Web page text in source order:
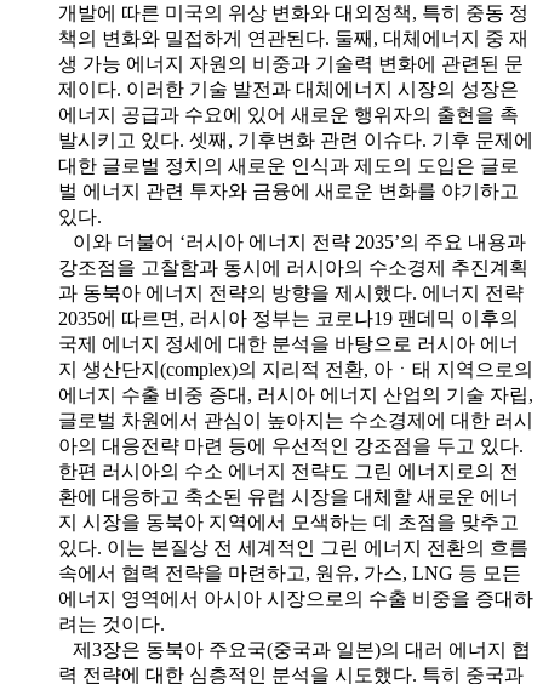
개발에 따른 미국의 위상 변화와 대외정책, 특히 중동 정
책의 변화와 밀접하게 연관된다. 둘째, 대체에너지 중 재
생 가능 에너지 자원의 비중과 기술력 변화에 관련된 문
제이다. 이러한 기술 발전과 대체에너지 시장의 성장은
에너지 공급과 수요에 있어 새로운 행위자의 출현을 촉
발시키고 있다. 셋째, 기후변화 관련 이슈다. 기후 문제에
대한 글로벌 정치의 새로운 인식과 제도의 도입은 글로
벌 에너지 관련 투자와 금융에 새로운 변화를 야기하고
있다.
이와 더불어 ‘러시아 에너지 전략 2035’의 주요 내용과
강조점을 고찰함과 동시에 러시아의 수소경제 추진계획
과 동북아 에너지 전략의 방향을 제시했다. 에너지 전략
2035에 따르면, 러시아 정부는 코로나19 팬데믹 이후의
국제 에너지 정세에 대한 분석을 바탕으로 러시아 에너
지 생산단지(complex)의 지리적 전환, 아ㆍ태 지역으로의
에너지 수출 비중 증대, 러시아 에너지 산업의 기술 자립,
글로벌 차원에서 관심이 높아지는 수소경제에 대한 러시
아의 대응전략 마련 등에 우선적인 강조점을 두고 있다.
한편 러시아의 수소 에너지 전략도 그린 에너지로의 전
환에 대응하고 축소된 유럽 시장을 대체할 새로운 에너
지 시장을 동북아 지역에서 모색하는 데 초점을 맞추고
있다. 이는 본질상 전 세계적인 그린 에너지 전환의 흐름
속에서 협력 전략을 마련하고, 원유, 가스, LNG 등 모든
에너지 영역에서 아시아 시장으로의 수출 비중을 증대하
려는 것이다.
제3장은 동북아 주요국(중국과 일본)의 대러 에너지 협
력 전략에 대한 심층적인 분석을 시도했다. 특히 중국과